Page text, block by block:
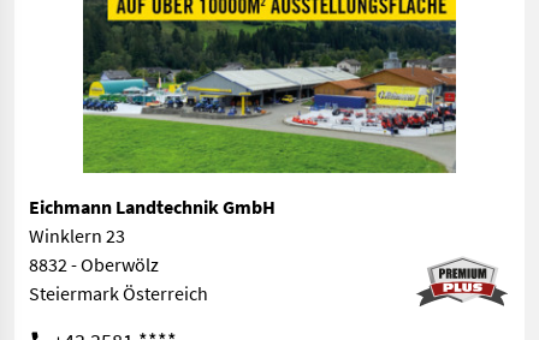
Eichmann Landtechnik GmbH
Winklern 23
8832 - Oberwölz
Steiermark Österreich